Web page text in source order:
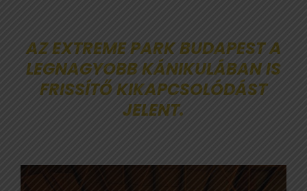
AZ EXTREME PARK BUDAPEST A
LEGNAGYOBB KÁNIKULÁBAN IS
FRISSÍTŐ KIKAPCSOLÓDÁST
JELENT.